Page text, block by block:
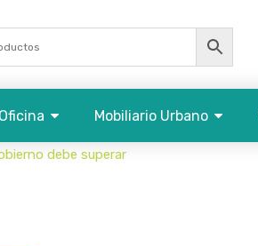
Mobiliario Urbano
debe superar